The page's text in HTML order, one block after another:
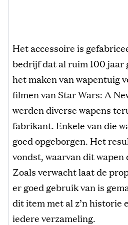
Het accessoire is
bedrijf dat al ruim 100 jaar
het maken van wapentuig
filmen van Star Wars: A
werden diverse wapens
fabrikant. Enkele van die
goed opgeborgen. Het
vondst, waarvan dit wapen
Zoals verwacht laat de
er goed gebruik van is
dit item met al z’n historie
iedere verzameling.